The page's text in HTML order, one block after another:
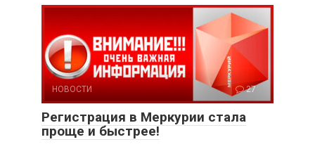
НОВОСТИ 27
Регистрация в Меркурии стала
проще и быстрее!